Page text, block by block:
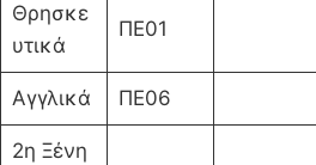
Θρησκε
υτικά
ΠΕ01
Αγγλικά ΠΕ06
2η Ξένη